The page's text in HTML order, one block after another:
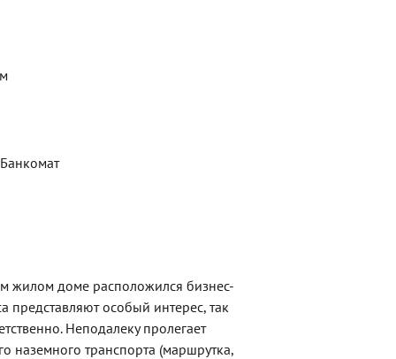
жилом доме расположился бизнес-
особый интерес, так
Неподалеку пролегает
наземного транспорта (маршрутка,